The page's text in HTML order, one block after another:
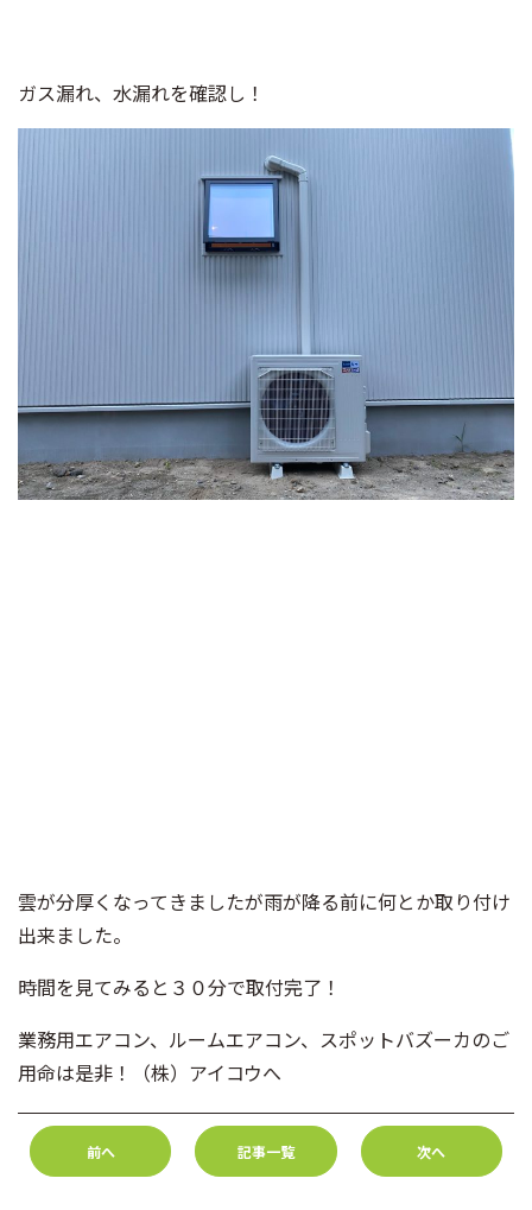
ガス漏れ、水漏れを確認し！
雲が分厚くなってきましたが雨が降る前に何とか取り付け
出来ました。
時間を見てみると３０分で取付完了！
業務用エアコン、ルームエアコン、スポットバズーカのご
用命は是非！（株）アイコウへ
前へ 記事一覧 次へ